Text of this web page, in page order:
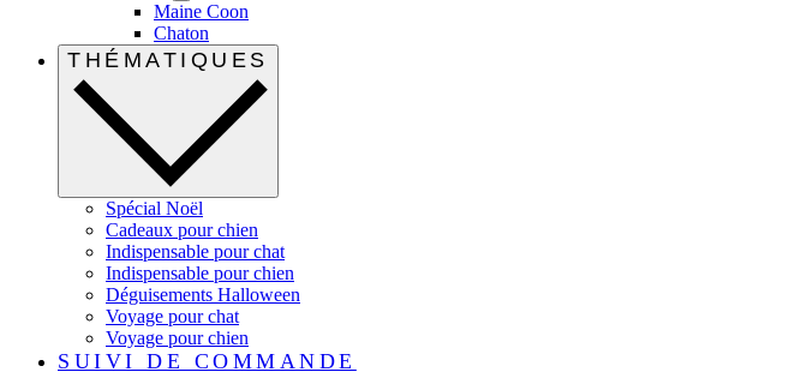
Maine Coon
Chaton
THÉMATIQUES
Spécial Noël
Cadeaux pour chien
Indispensable pour chat
Indispensable pour chien
Déguisements Halloween
Voyage pour chat
Voyage pour chien
SUIVI DE COMMANDE